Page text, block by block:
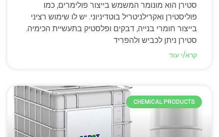
סטירן הוא מונומר המשמש בייצור פולימרים, כמו
פוליסטירן ואקרילניטריל בוטדיניוני. יש לו שימוש רציני
בייצור חומרי בנייה, דבקים ופלסטיק בתעשיית הכימיה.
סטירן ניתן לכביש ולהפריד
קרא/י עוד
CHEMICAL PRODUCTS